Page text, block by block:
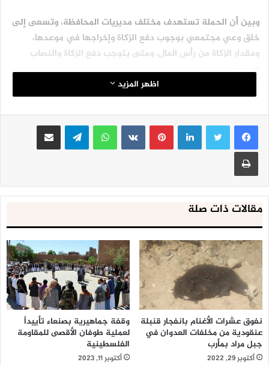
وبين أن الحملة تستهدف مختلف مديريات المحافظة، وتسعى إلى
خلق وعي مجتمعي بوجوب دفع الزكاة وإخراجها في موعدها،
ومقدار الزكاة من رأس المال، ومتى يتوجب دفع الزكاة والنصاب
المحدد.
بدوره أشار مدير إدارة التوعية والتأهيل بمكتب هيئة الزكاة حسين
السقاف، الى ان الحملة تتضمن توزيع بروشورات وملصقات في
الأسواق والمحال التجارية، إضافة إلى تنفيذ برامج توعوية متنوعة
والاستماع لشكاوى المكلفين وحلها.
اظهر المزيد
لينكدإنبينتيريست واتساب تيلقرام مشاركة عبر البريد
طباعة
مقالات ذات صلة
نفوق عشرات الأغنام بانفجار قنبلة
عنقودية من مخلفات العدوان في
جبل مراد بمأرب
أكتوبر 29, 2022
وقفة جماهيرية بصنعاء تأييداً
لعملية طوفان الأقصى للمقاومة
الفلسطينية
أكتوبر 11, 2023